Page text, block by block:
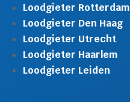
Loodgieter Rotterdam
Loodgieter Den Haag
Loodgieter Utrecht
Loodgieter Haarlem
Loodgieter Leiden